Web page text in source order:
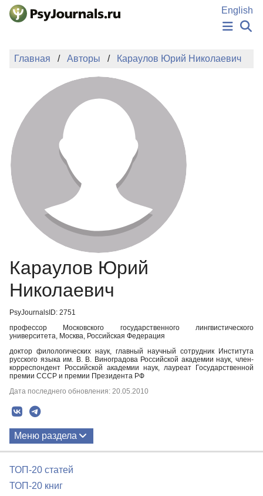
Перейти к основному содержанию
English
НОВОСТИ
АВТОРЫ
ПОДАТЬ РУКОПИСЬ
БАЗА ЗНАНИЙ
КЛЮЧЕВЫЕ СЛОВА
Регистрация
Главная Авторы Караулов Юрий Николаевич
Караулов Юрий
Николаевич
PsyJournalsID: 2751
профессор Московского государственного лингвистического
университета, Москва, Российская Федерация
доктор филологических наук, главный научный сотрудник Института
русского языка им. В. В. Виноградова Российской академии наук, член-
корреспондент Российской академии наук, лауреат Государственной
премии СССР и премии Президента РФ
Дата последнего обновления: 20.05.2010
Меню раздела
ТОП-20 статей
ТОП-20 книг